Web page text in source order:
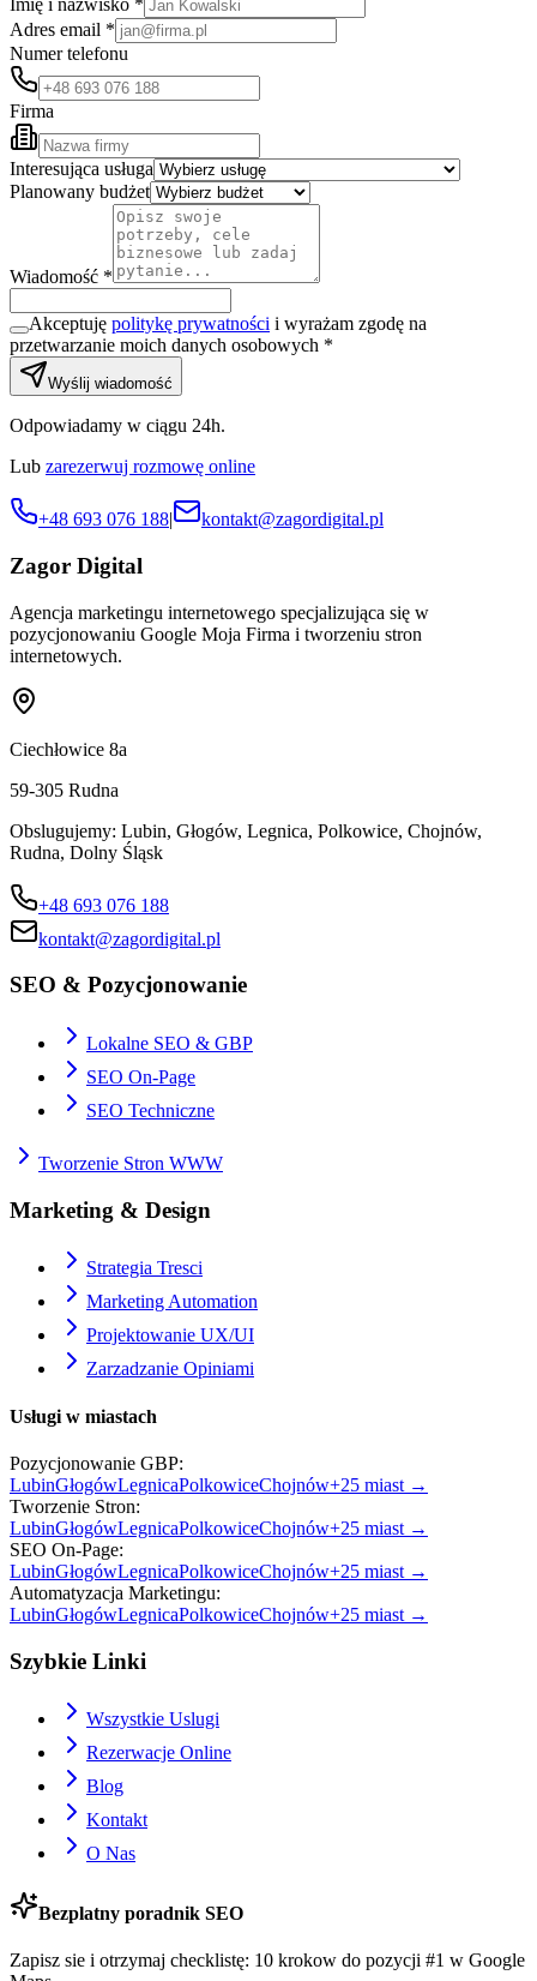
Imię i nazwisko *
Adres email *
Numer telefonu
Firma
Interesująca usługa
Planowany budżet
Wiadomość *
Akceptuję politykę prywatności i wyrażam zgodę na
przetwarzanie moich danych osobowych *
Wyślij wiadomość
Odpowiadamy w ciągu 24h.
Lub zarezerwuj rozmowę online
+48 693 076 188| kontakt@zagordigital.pl
Zagor Digital
Agencja marketingu internetowego specjalizująca się w
pozycjonowaniu Google Moja Firma i tworzeniu stron
internetowych.
Ciechłowice 8a
59-305 Rudna
Obslugujemy: Lubin, Głogów, Legnica, Polkowice, Chojnów,
Rudna, Dolny Śląsk
+48 693 076 188
kontakt@zagordigital.pl
SEO & Pozycjonowanie
Lokalne SEO & GBP
SEO On-Page
SEO Techniczne
Tworzenie Stron WWW
Marketing & Design
Strategia Tresci
Marketing Automation
Projektowanie UX/UI
Zarzadzanie Opiniami
Usługi w miastach
Pozycjonowanie GBP:
LubinGłogówLegnicaPolkowiceChojnów+25 miast →
Tworzenie Stron:
LubinGłogówLegnicaPolkowiceChojnów+25 miast →
SEO On-Page:
LubinGłogówLegnicaPolkowiceChojnów+25 miast →
Automatyzacja Marketingu:
LubinGłogówLegnicaPolkowiceChojnów+25 miast →
Szybkie Linki
Wszystkie Uslugi
Rezerwacje Online
Blog
Kontakt
O Nas
Bezplatny poradnik SEO
Zapisz sie i otrzymaj checklistę: 10 krokow do pozycji #1 w Google